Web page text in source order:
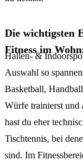
Die wichtigsten
Fitness im
Hallen- &
Auswahl so
Basketball,
Würfe trainierst und
hast du eher
Tischtennis, bei
sind. Im